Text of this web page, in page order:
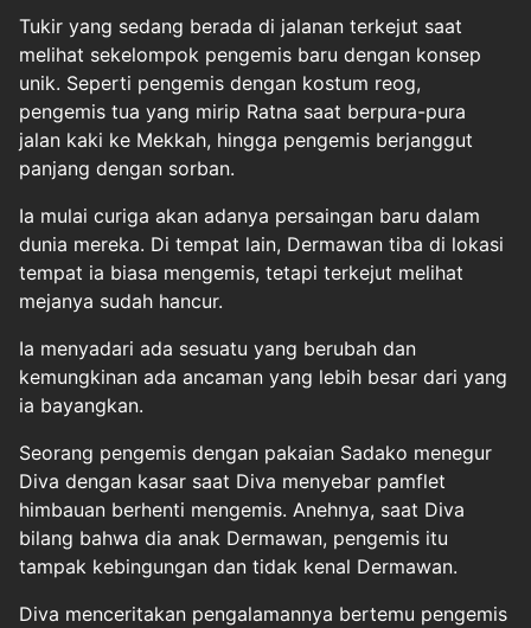
Tukir yang sedang berada di jalanan terkejut saat
melihat sekelompok pengemis baru dengan konsep
unik. Seperti pengemis dengan kostum reog,
pengemis tua yang mirip Ratna saat berpura-pura
jalan kaki ke Mekkah, hingga pengemis berjanggut
panjang dengan sorban.
Ia mulai curiga akan adanya persaingan baru dalam
dunia mereka. Di tempat lain, Dermawan tiba di lokasi
tempat ia biasa mengemis, tetapi terkejut melihat
mejanya sudah hancur.
Ia menyadari ada sesuatu yang berubah dan
kemungkinan ada ancaman yang lebih besar dari yang
ia bayangkan.
Seorang pengemis dengan pakaian Sadako menegur
Diva dengan kasar saat Diva menyebar pamflet
himbauan berhenti mengemis. Anehnya, saat Diva
bilang bahwa dia anak Dermawan, pengemis itu
tampak kebingungan dan tidak kenal Dermawan.
Diva menceritakan pengalamannya bertemu pengemis